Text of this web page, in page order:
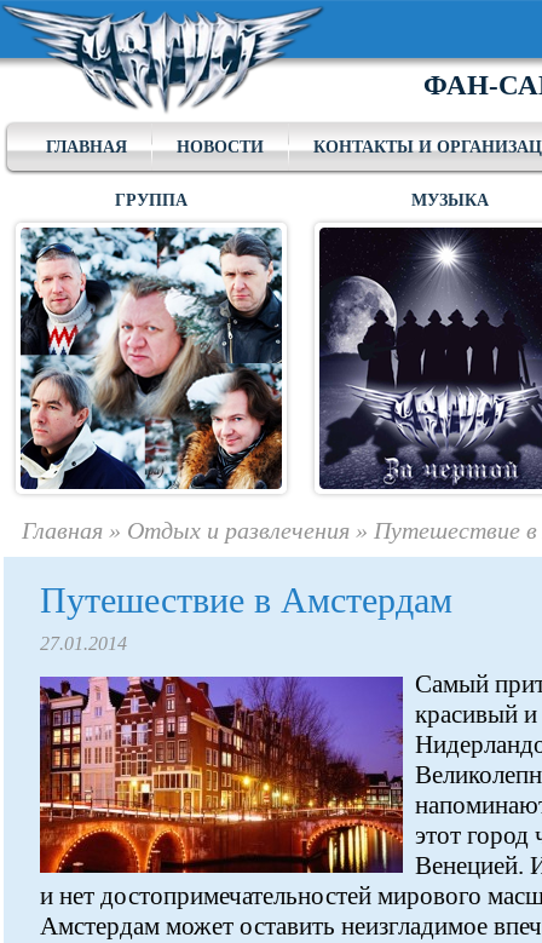
ФАН-
ГЛАВНАЯ НОВОСТИ КОНТАКТЫ И
ГРУППА МУЗЫКА
Главная » Отдых и развлечения » Путешествие
Путешествие в Амстердам
27.01.2014
Самый
красивый
этот город
Венецией.
и нет достопримечательностей мирового
Амстердам может оставить неизгладимое